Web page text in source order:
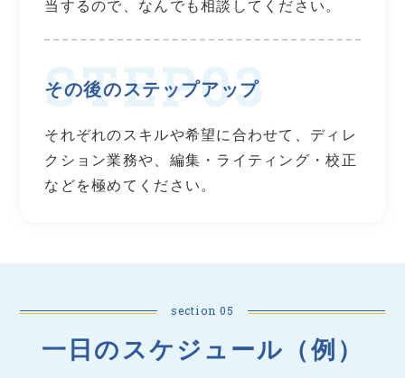
当するので、なんでも相談してください。
その後のステップアップ
それぞれのスキルや希望に合わせて、ディレ
クション業務や、編集・ライティング・校正
などを極めてください。
section 05
一日のスケジュール（例）